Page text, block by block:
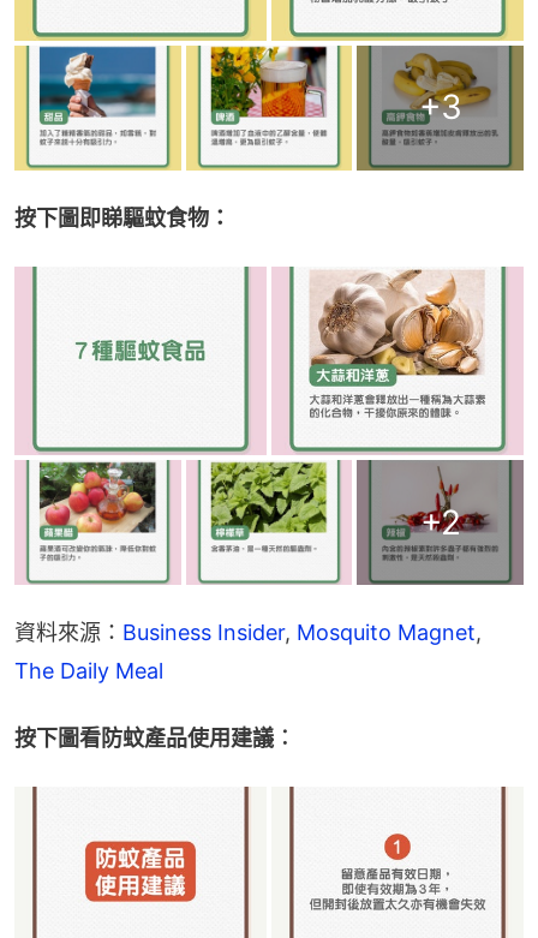
+3
按下圖即睇驅蚊食物：
+2
資料來源： Business Insider, Mosquito Magnet
The Daily Meal
按下圖看防蚊產品使用建議︰